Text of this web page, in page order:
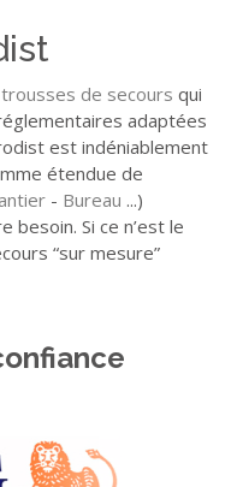
de secours qui
adaptées
est indéniablement
étendue de
- Bureau ...)
Si ce n’est le
“sur mesure”